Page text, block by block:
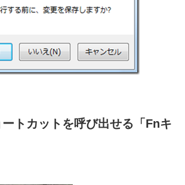
トカットを呼び出せる「Fnキ